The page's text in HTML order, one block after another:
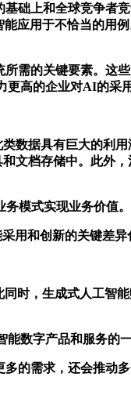
础上和全球竞争者
应用于不恰当的用
需的关键要素。这
高的企业对AI的采
数据具有巨大的利用
文档存储中。此外
模式实现业务价值。
用和创新的关键差异
时，生成式人工智能
数字产品和服务的一
的需求，还会推动